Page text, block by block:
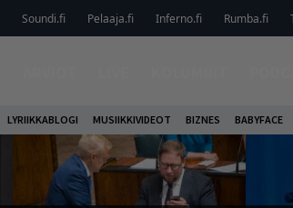
Soundi.fi Pelaaja.fi Inferno.fi Rumba.fi
LYRIIKKABLOGI MUSIIKKIVIDEOT BIZNES BABYFACE